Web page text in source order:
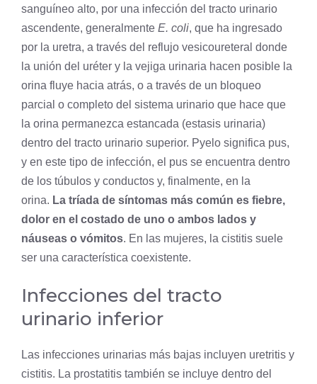
sanguíneo alto, por una infección del tracto urinario
ascendente, generalmente E. coli, que ha ingresado
por la uretra, a través del reflujo vesicoureteral donde
la unión del uréter y la vejiga urinaria hacen posible la
orina fluye hacia atrás, o a través de un bloqueo
parcial o completo del sistema urinario que hace que
la orina permanezca estancada (estasis urinaria)
dentro del tracto urinario superior. Pyelo significa pus,
y en este tipo de infección, el pus se encuentra dentro
de los túbulos y conductos y, finalmente, en la
orina. La tríada de síntomas más común es fiebre,
dolor en el costado de uno o ambos lados y
náuseas o vómitos. En las mujeres, la cistitis suele
ser una característica coexistente.
Infecciones del tracto
urinario inferior
Las infecciones urinarias más bajas incluyen uretritis y
cistitis. La prostatitis también se incluye dentro del